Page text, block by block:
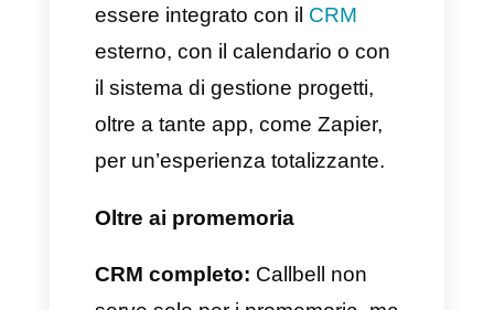
essere considerato lo strumento
migliore sul mercato per la
creazione di promemoria su
WhatsApp è perché porta
questa funzionalità al livello